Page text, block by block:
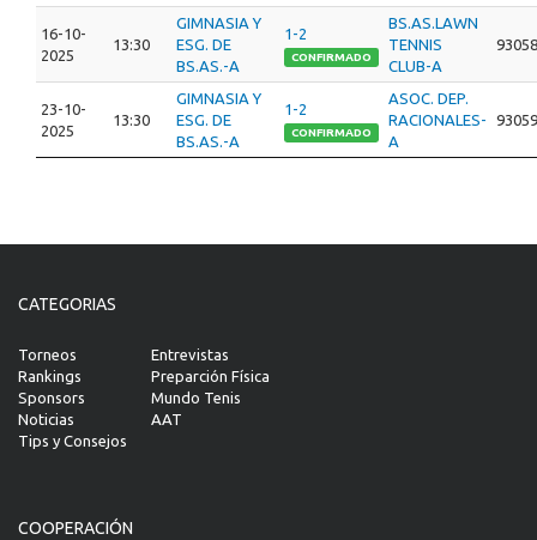
16-10-
2025
13:30
GIMNASIA Y
ESG. DE
BS.AS.-A
1-2
CONFIRMADO
BS.AS.LAWN
TENNIS
CLUB-A
93058
23-10-
2025
13:30
GIMNASIA Y
ESG. DE
BS.AS.-A
1-2
CONFIRMADO
ASOC. DEP.
RACIONALES-
A
93059
CATEGORIAS
Torneos
Rankings
Sponsors
Noticias
Tips y Consejos
Entrevistas
Preparción Física
Mundo Tenis
AAT
COOPERACIÓN